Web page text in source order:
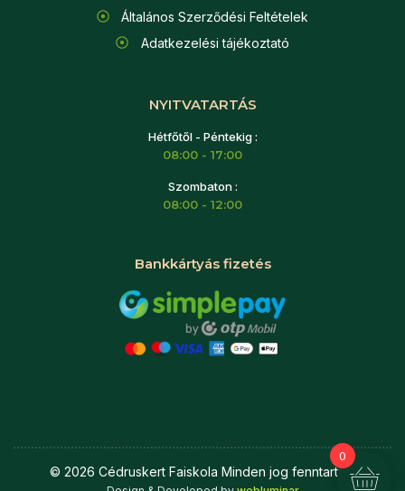
Általános Szerződési Feltételek
Adatkezelési tájékoztató
NYITVATARTÁS
Hétfőtől - Péntekig :
08:00 - 17:00
Szombaton :
08:00 - 12:00
Bankkártyás fizetés
© 2026 Cédruskert Faiskola Minden jog fenntartva.
0